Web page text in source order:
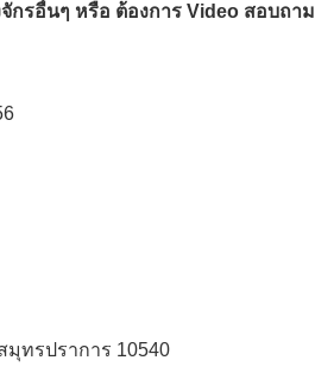
รอื่นๆ หรือ ต้องการ Video สอบถา
มุทรปราการ 10540